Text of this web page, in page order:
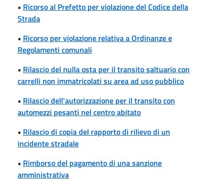
• Ricorso al Prefetto per violazione del Codice della
Strada
• Ricorso per violazione relativa a Ordinanze e
Regolamenti comunali
• Rilascio del nulla osta per il transito saltuario con
carrelli non immatricolati su area ad uso pubblico
• Rilascio dell'autorizzazione per il transito con
automezzi pesanti nel centro abitato
• Rilascio di copia del rapporto di rilievo di un
incidente stradale
• Rimborso del pagamento di una sanzione
amministrativa